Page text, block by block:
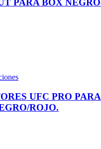
UFC PRO
ROJO.